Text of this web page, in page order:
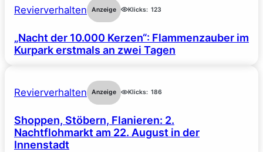
Revierverhalten Anzeige Klicks: 123
„Nacht der 10.000 Kerzen“: Flammenzauber im
Kurpark erstmals an zwei Tagen
Revierverhalten Anzeige Klicks: 186
Shoppen, Stöbern, Flanieren: 2.
Nachtflohmarkt am 22. August in der
Innenstadt